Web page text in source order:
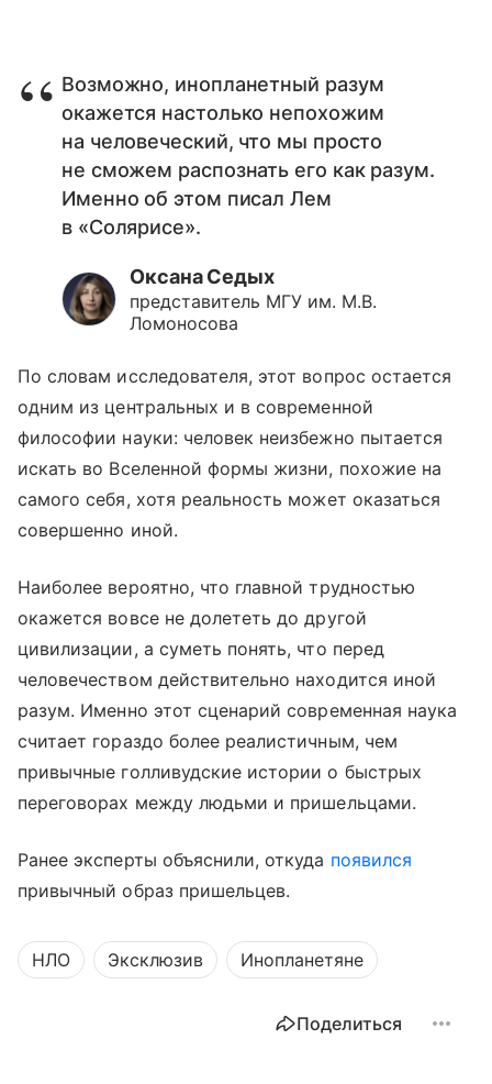
Возможно, инопланетный разум
окажется настолько непохожим
на человеческий, что мы просто
не сможем распознать его как разум.
Именно об этом писал Лем
в «Солярисе».
Оксана Седых
представитель МГУ им. М.В.
Ломоносова
По словам исследователя, этот вопрос остается
одним из центральных и в современной
философии науки: человек неизбежно пытается
искать во Вселенной формы жизни, похожие на
самого себя, хотя реальность может оказаться
совершенно иной.
Наиболее вероятно, что главной трудностью
окажется вовсе не долететь до другой
цивилизации, а суметь понять, что перед
человечеством действительно находится иной
разум. Именно этот сценарий современная наука
считает гораздо более реалистичным, чем
привычные голливудские истории о быстрых
переговорах между людьми и пришельцами.
Ранее эксперты объяснили, откуда появился
привычный образ пришельцев.
НЛО Эксклюзив Инопланетяне
Поделиться